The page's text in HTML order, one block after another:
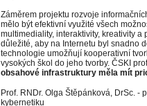
Záměrem projektu rozvoje
mělo být efektivní využité všech
multimediality, interaktivity, kreativity
důležité, aby na Internetu byl snadno
technologie umožňují kooperativní
vysokých škol do jeho tvorby. ČSKI
obsahové infrastruktury měla mít
Prof. RNDr. Olga Štěpánková, DrSc.
kybernetiku